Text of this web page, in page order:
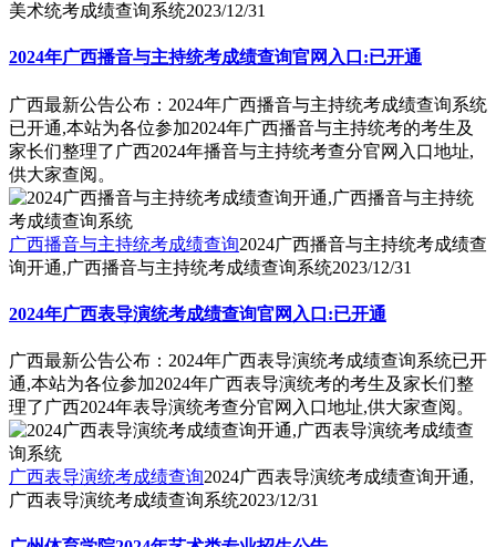
美术统考成绩查询系统2023/12/31
2024年广西播音与主持统考成绩查询官网入口:已开通
广西最新公告公布：2024年广西播音与主持统考成绩查询系统
已开通,本站为各位参加2024年广西播音与主持统考的考生及
家长们整理了广西2024年播音与主持统考查分官网入口地址,
供大家查阅。
广西播音与主持统考成绩查询2024广西播音与主持统考成绩查
询开通,广西播音与主持统考成绩查询系统2023/12/31
2024年广西表导演统考成绩查询官网入口:已开通
广西最新公告公布：2024年广西表导演统考成绩查询系统已开
通,本站为各位参加2024年广西表导演统考的考生及家长们整
理了广西2024年表导演统考查分官网入口地址,供大家查阅。
广西表导演统考成绩查询2024广西表导演统考成绩查询开通,
广西表导演统考成绩查询系统2023/12/31